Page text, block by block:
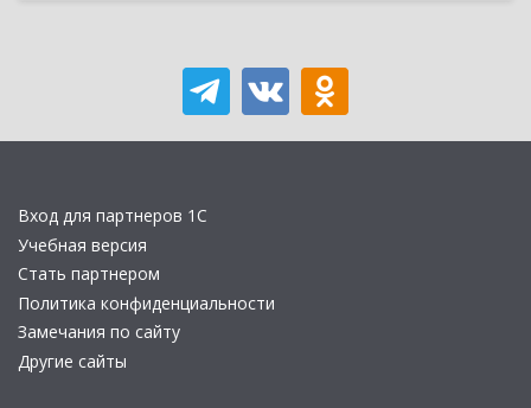
Вход для партнеров 1С
Учебная версия
Стать партнером
Политика конфиденциальности
Замечания по сайту
Другие сайты